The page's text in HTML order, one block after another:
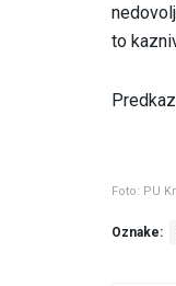
to
Foto: PU
Oznake: